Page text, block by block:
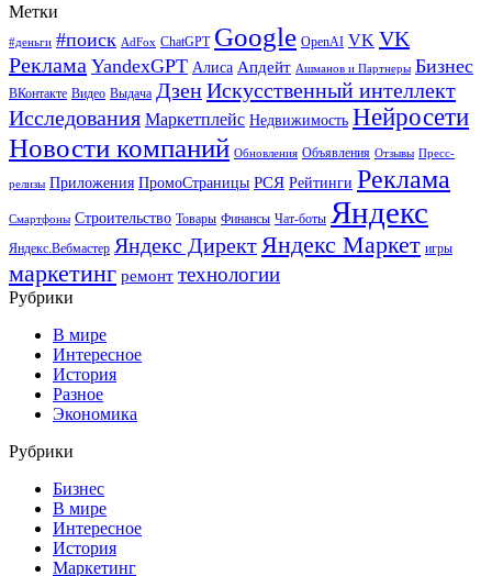
Метки
#деньги #поиск AdFox ChatGPT Google OpenAI VK VK
Реклама YandexGPT Алиса Апдейт Ашманов и Партнеры Бизнес
ВКонтакте Видео Выдача ДзенИскусственный интеллект
Исследования Маркетплейс Недвижимость Нейросети
Новости компаний Обновления Объявления Отзывы Пресс-
релизы Приложения ПромоСтраницы РСЯ Рейтинги Реклама
Смартфоны Строительство Товары Финансы Чат-боты Яндекс
Яндекс.Вебмастер Яндекс Директ Яндекс Маркет игры
маркетинг ремонт технологии
Рубрики
В мире
Интересное
История
Разное
Экономика
Рубрики
Бизнес
В мире
Интересное
История
Маркетинг